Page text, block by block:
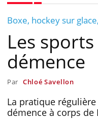
Boxe, hockey sur
Les
démence
Par Chloé Savellon
La pratique
démence à corps